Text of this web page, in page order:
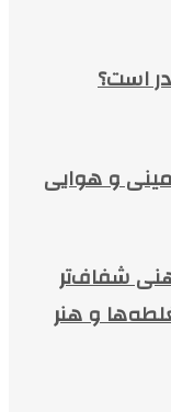
است؟
و هوایی
شفاف‌تر
و هنر